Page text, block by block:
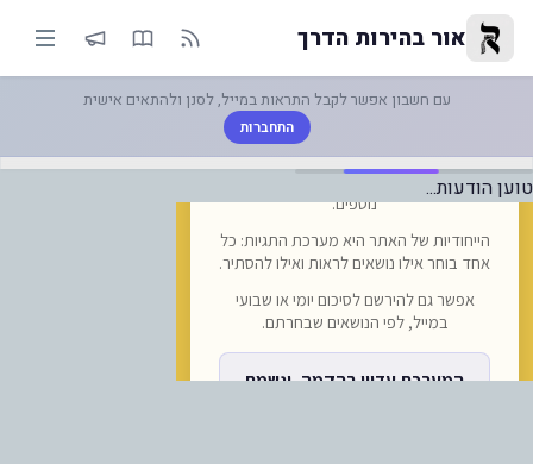
|-וויז אייר מרחיבה פעילות
אור בהירות הדרך
עם חשבון אפשר לקבל התראות במייל, לסנן ולהתאים אישית
התחברות
טוען הודעות...